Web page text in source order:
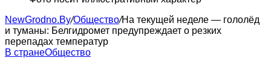
NewGrodno.By/Общество/На текущей неделе — гололёд
и туманы: Белгидромет предупреждает о резких
перепадах температур
В странеОбщество